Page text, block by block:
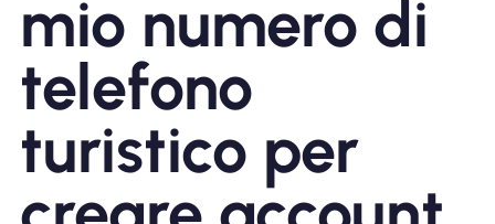
Informazioni sull'eSIM
Perché l'eSIM Nomad
mio numero di
telefono
turistico per